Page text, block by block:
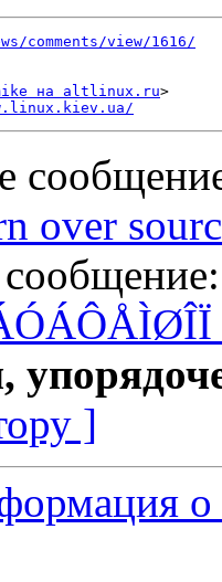
comments/view/1616/
на altlinux.ru>
over
]
о